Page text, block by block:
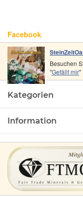
Facebook
Besuchen
"Gefällt mir"
Kategorien
Information